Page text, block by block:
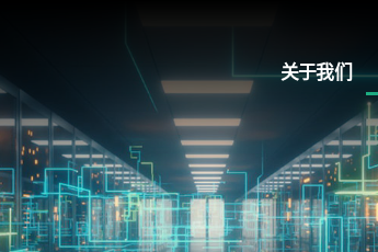
关于我们